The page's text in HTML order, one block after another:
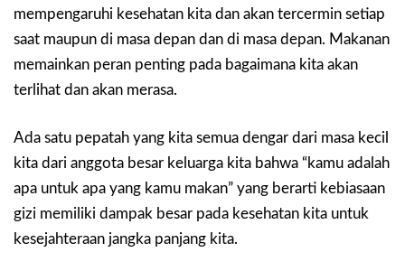
mempengaruhi kesehatan kita dan akan tercermin setiap
saat maupun di masa depan dan di masa depan. Makanan
memainkan peran penting pada bagaimana kita akan
terlihat dan akan merasa.
Ada satu pepatah yang kita semua dengar dari masa kecil
kita dari anggota besar keluarga kita bahwa “kamu adalah
apa untuk apa yang kamu makan” yang berarti kebiasaan
gizi memiliki dampak besar pada kesehatan kita untuk
kesejahteraan jangka panjang kita.